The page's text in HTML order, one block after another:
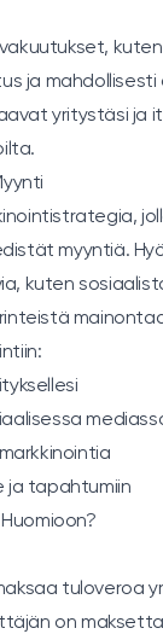
ja mahdollisesti
yritystäsi ja
myyntiä.
kuten
ja tapahtumiin
tuloveroa
on